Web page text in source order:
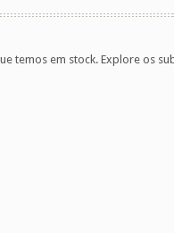
temos em stock. Explore os